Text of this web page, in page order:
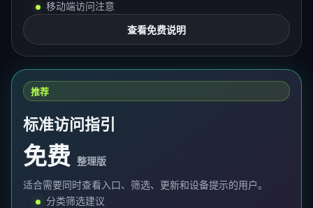
移动端访问注意
查看免费说明
推荐
标准访问指引
免费 整理版
适合需要同时查看入口、筛选、更新和设备提示的用户。
分类筛选建议